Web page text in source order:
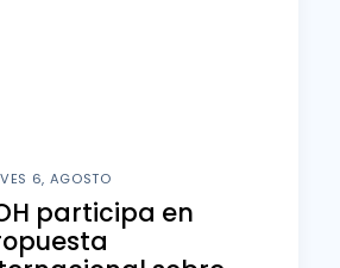
6, AGOSTO
participa en